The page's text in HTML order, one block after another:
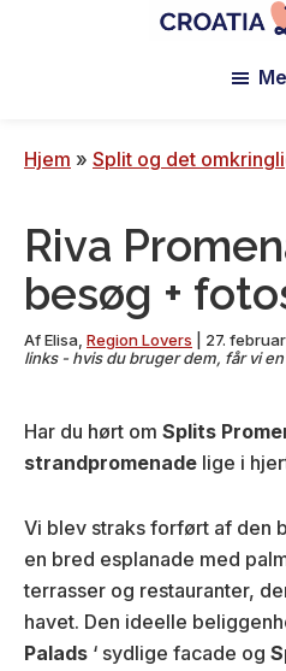
sens
-
blog
de
Claire
Manu
Hjem » Split og det
Riva
besøg +
AfElisa Region Lovers 27.
links - hvis du bruger dem, får vi
Har du hørt om Splits
strandpromenade lige i
Vi blev straks forført af den
en bred esplanade med
terrasser og restauranter,
havet. Den ideelle
Palads ‘ sydlige facade og